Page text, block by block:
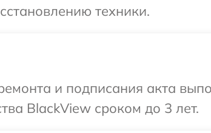
техники.
и подписания акта
BlackView сроком до 3 лет.